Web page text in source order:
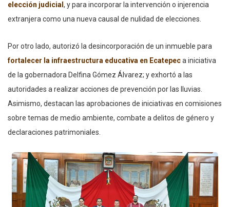
elección judicial , y para incorporar la intervención o injerencia
extranjera como una nueva causal de nulidad de elecciones.
Por otro lado, autorizó la desincorporación de un inmueble para
fortalecer la infraestructura educativa en Ecatepeca iniciativa
de la gobernadora Delfina Gómez Álvarez; y exhortó a las
autoridades a realizar acciones de prevención por las lluvias.
Asimismo, destacan las aprobaciones de iniciativas en comisiones
sobre temas de medio ambiente, combate a delitos de género y
declaraciones patrimoniales.